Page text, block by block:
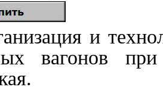
и
вагонов